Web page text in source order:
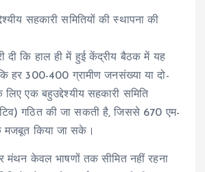
सहकारी समितियों की स्थापना की
दी कि हाल ही में हुई केंद्रीय बैठक में यह
हर 300-400 ग्रामीण जनसंख्या या दो-
एक बहुउद्देश्यीय सहकारी समिति
गठित की जा सकती है, जिससे 670 एम-
किया जा सके।
मंथन केवल भाषणों तक सीमित नहीं रहना